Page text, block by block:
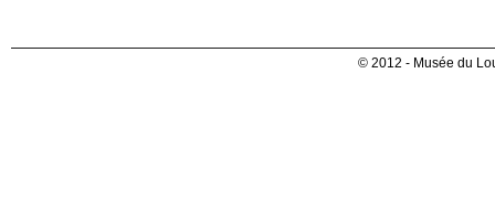
© 2012 - Musée du